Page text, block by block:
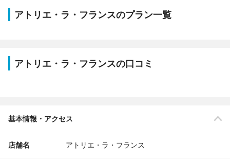
アトリエ・ラ・フランスのプラン一覧
アトリエ・ラ・フランスの口コミ
基本情報・アクセス
店舗名 アトリエ・ラ・フランス